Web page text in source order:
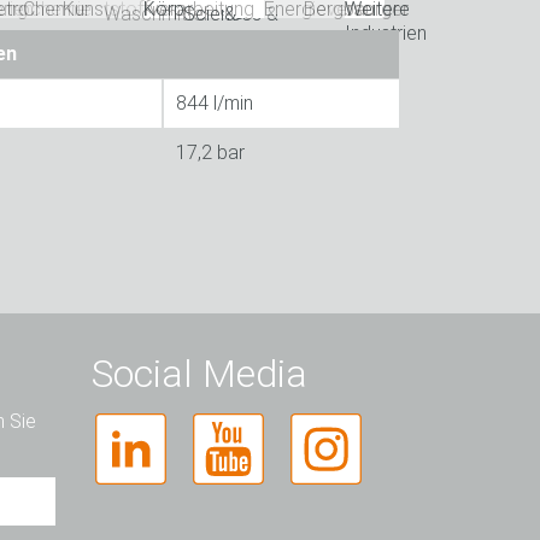
844 l/min
17,2 bar
Sie
Social Media